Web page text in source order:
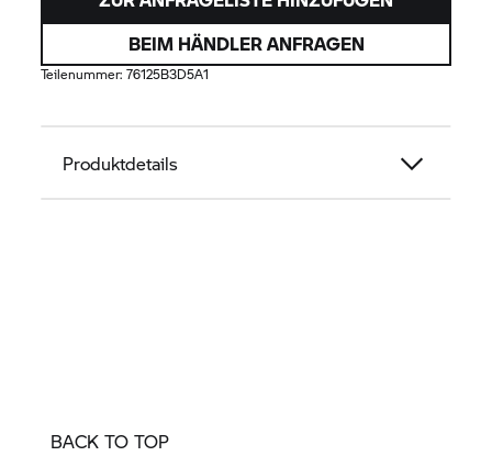
BEIM HÄNDLER ANFRAGEN
Teilenummer:76125B3D5A1
Produktdetails
BACK TO TOP